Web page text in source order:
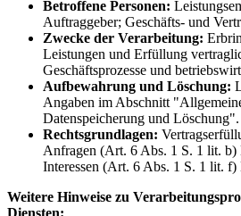
Betroffene Personen:
Auftraggeber; Geschäfts- und
Zwecke der Verarbeitung:
Leistungen und Erfüllung
Geschäftsprozesse und
Aufbewahrung und Löschung:
Angaben im Abschnitt
Datenspeicherung und Löschung".
Rechtsgrundlagen:
Anfragen (Art. 6 Abs. 1 S. 1 lit.
Interessen (Art. 6 Abs. 1 S. 1 lit.
Weitere Hinweise zu